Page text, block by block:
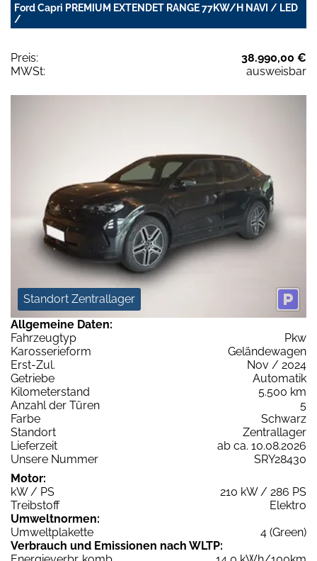
Ford Capri PREMIUM EXTENDET RANGE 77KW/H NAVI / LED
/
Preis:
38.990,00 €
MWSt:
ausweisbar
Standort Zentrallager
Allgemeine Daten:
Fahrzeugtyp
Pkw
Karosserieform
Geländewagen
Erst-Zul.
Nov / 2024
Getriebe
Automatik
Kilometerstand
5.500 km
Anzahl der Türen
5
Farbe
Schwarz
Standort
Zentrallager
Lieferzeit
ab ca. 10.08.2026
Unsere Nummer
SRY28430
Motor:
kW / PS
210 kW / 286 PS
Treibstoff
Elektro
Umweltnormen:
Umweltplakette
4 (Green)
Verbrauch und Emissionen nach WLTP: